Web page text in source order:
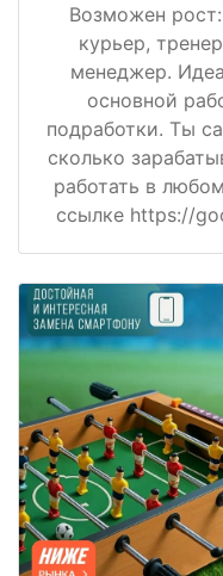
Возможен
курьер,
менеджер.
основной
подработки. Ты
сколько
работать в
ссылке https://